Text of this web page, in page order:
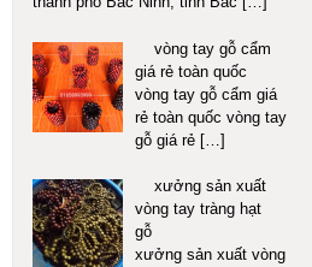
vòng tay gỗ cẩm
giá rẻ toàn quốc
vòng tay gỗ cẩm giá
rẻ toàn quốc vòng tay
gỗ giá rẻ […]
xưởng sản xuất
vòng tay tràng hạt
gỗ
xưởng sản xuất vòng